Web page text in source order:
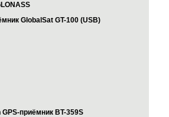
GlobalSat GT-100 (USB)
GPS-приёмник BT-359S